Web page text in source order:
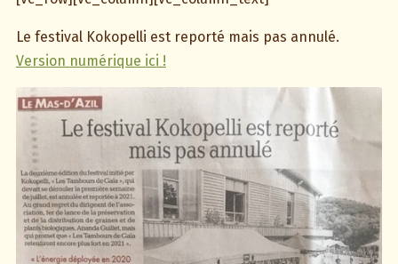
Le festival Kokopelli est reporté mais pas annulé.
Version numérique ici !